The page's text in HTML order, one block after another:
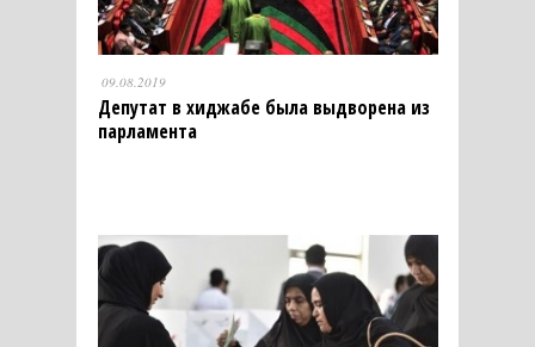
09.08.2019
Депутат в хиджабе была выдворена из
парламента